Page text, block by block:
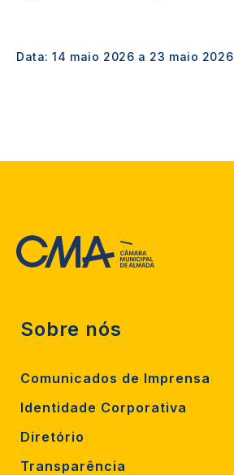
Data:14 maio 2026 a 23 maio 2026
Sobre nós
Comunicados de Imprensa
Identidade Corporativa
Diretório
Transparência